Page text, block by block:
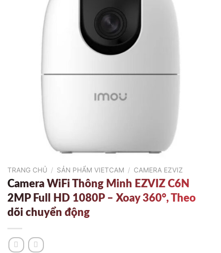
TRANG CHỦ / SẢN PHẨM VIETCAM / CAMERA EZVIZ
Camera WiFi Thông Minh EZVIZ C6N
2MP Full HD 1080P – Xoay 360°, Theo
dõi chuyển động